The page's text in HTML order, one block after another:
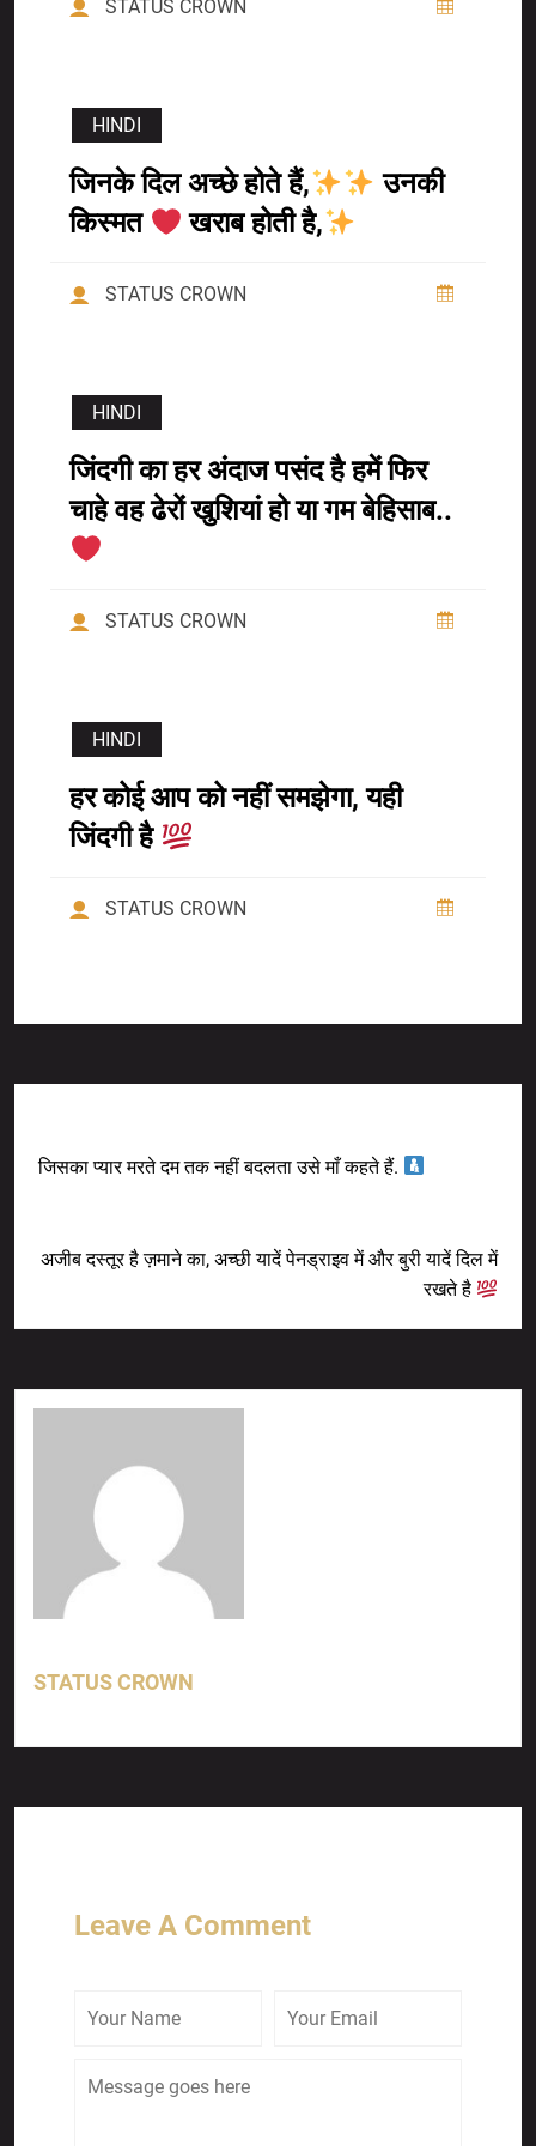
STATUS CROWN
HINDI
जिनके दिल अच्छे होते हैं,
उनकी
किस्मत
खराब होती है,
STATUS CROWN
HINDI
जिंदगी का हर अंदाज पसंद है हमें फिर
चाहे वह ढेरों खुशियां हो या गम बेहिसाब..
STATUS CROWN
HINDI
हर कोई आप को नहीं समझेगा, यही
जिंदगी है
STATUS CROWN
जिसका प्यार मरते दम तक नहीं बदलता उसे माँ कहते हैं.
अजीब दस्तूर है ज़माने का, अच्छी यादें पेनड्राइव में और बुरी यादें दिल में
रखते है
STATUS CROWN
Leave A Comment